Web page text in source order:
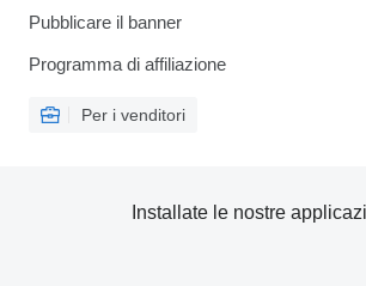
Pubblicare il banner
Programma di affiliazione
Per i venditori
Installate le nostre